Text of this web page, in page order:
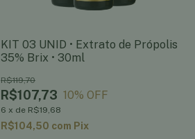
KIT 03 UNID • Extrato de Própolis
35% Brix • 30ml
R$107,73
R$119,70
10% OFF
6 x de R$19,68
R$104,50 com Pix